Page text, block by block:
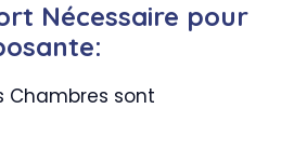
Nécessaire pour
Chambres sont